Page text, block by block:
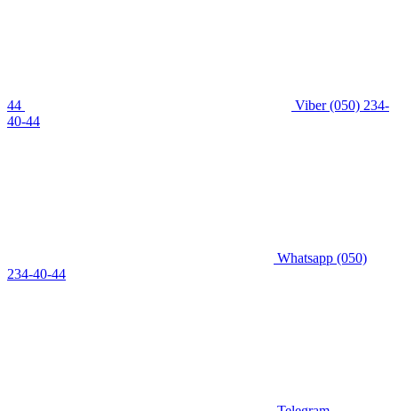
44 Viber(050) 234-
40-44
Whatsapp (050)
234-40-44